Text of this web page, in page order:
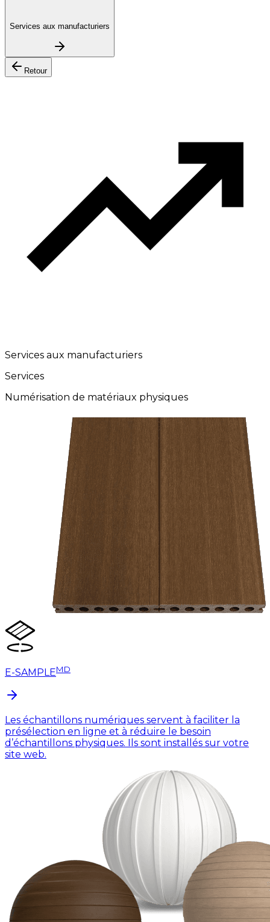
Services aux manufacturiers
Retour
Services aux manufacturiers
Services
Numérisation de matériaux physiques
E-SAMPLEMD
Les échantillons numériques servent à faciliter la
présélection en ligne et à réduire le besoin
d’échantillons physiques. Ils sont installés sur votre
site web.